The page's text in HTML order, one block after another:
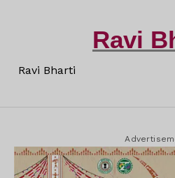
Ravi
Ravi Bharti